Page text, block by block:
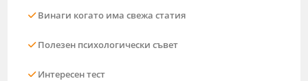
Винаги когато има свежа статия
Полезен психологически съвет
Интересен тест